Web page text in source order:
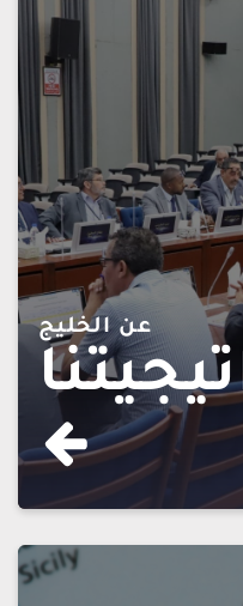
عن الخليج